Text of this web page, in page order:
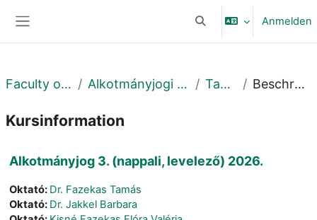
SucheingabeAnmelden
Faculty of Law Alkotmányjogi Tanszék Tavaszi Beschreibung
Kursinformation
Alkotmányjog 3. (nappali, levelező) 2026.
Oktató: Dr. Fazekas Tamás
Oktató: Dr. Jakkel Barbara